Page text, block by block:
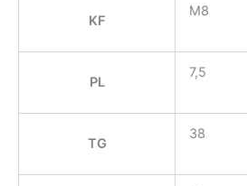
KF
M8
PL
7,5
TG
38